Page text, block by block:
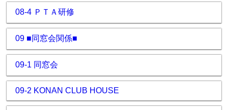
08-4 ＰＴＡ研修
09 ■同窓会関係■
09-1 同窓会
09-2 KONAN CLUB HOUSE